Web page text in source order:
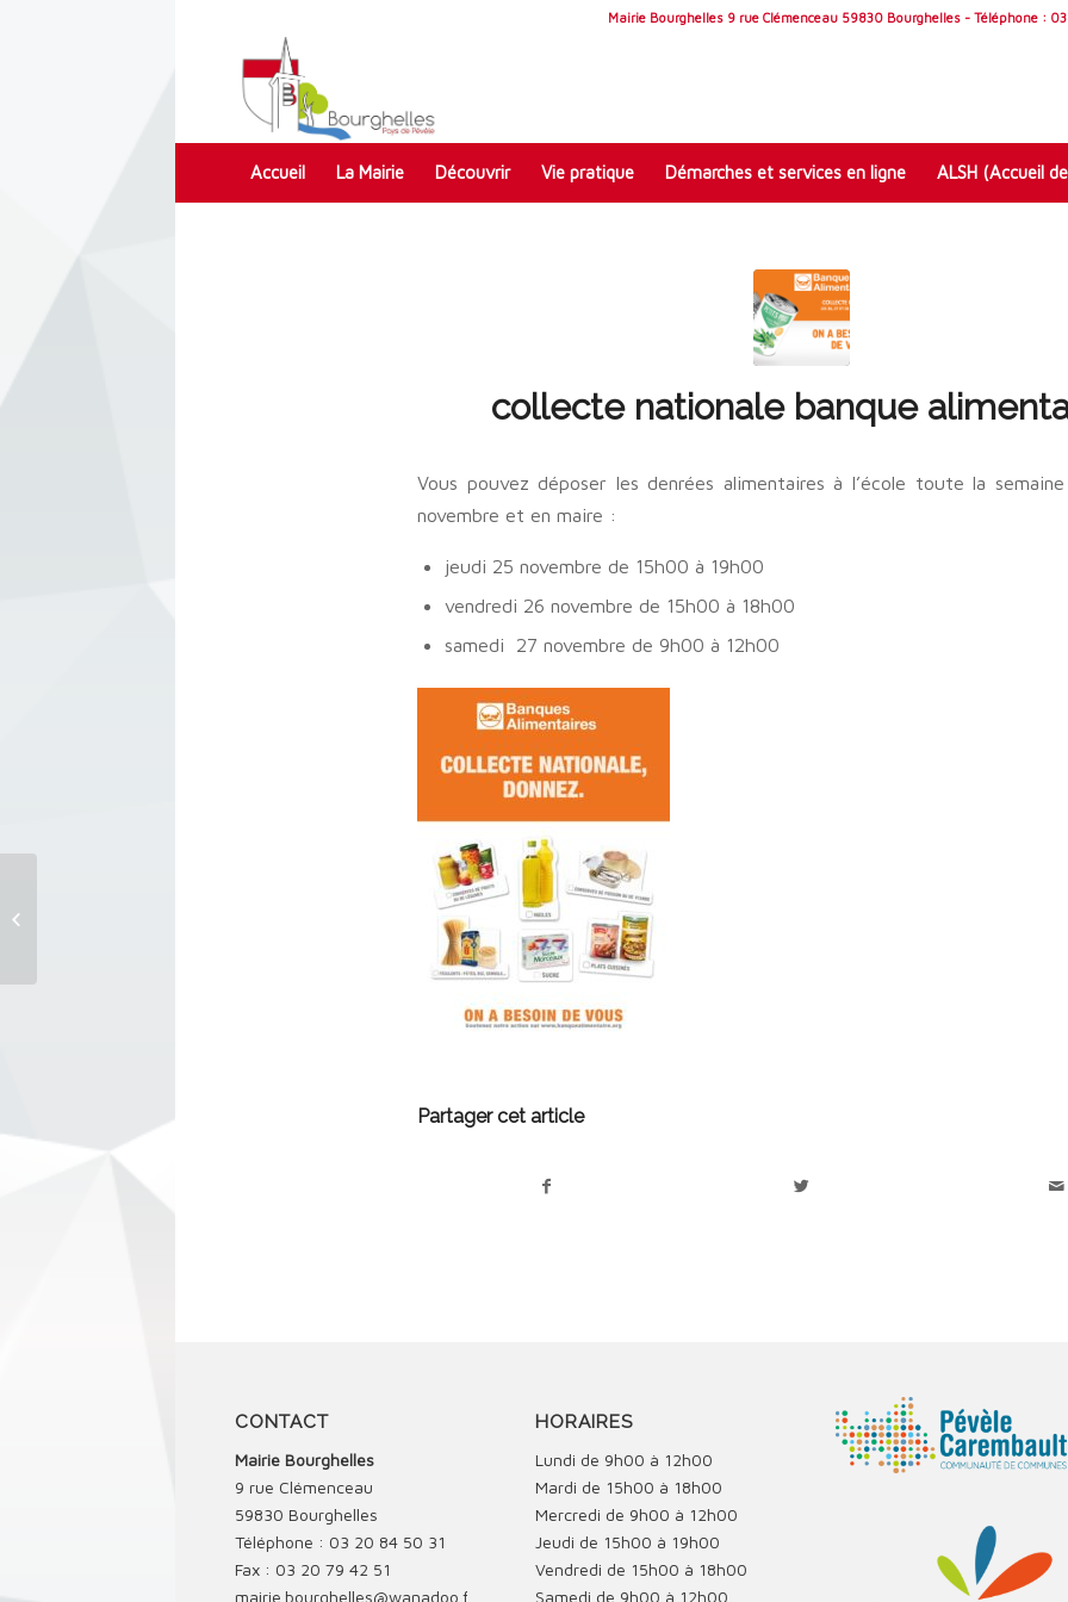
Mairie Bourghelles 9 rue Clémenceau 59830 Bourghelles - Téléphone :
Accueil La Mairie Découvrir Vie pratique Démarches et services en ligne ALSH (Accueil
collecte nationale banque
Vous pouvez déposer les denrées alimentaires à l’école toute la
novembre et en maire :
jeudi 25 novembre de 15h00 à 19h00
vendredi 26 novembre de 15h00 à 18h00
samedi 27 novembre de 9h00 à 12h00
Partager cet article
CONTACT
Mairie Bourghelles
9 rue Clémenceau
59830 Bourghelles
Téléphone : 03 20 84 50 31
Fax : 03 20 79 42 51
mairie.bourghelles@wanadoo.fr
HORAIRES
Lundi de 9h00 à 12h00
Mardi de 15h00 à 18h00
Mercredi de 9h00 à 12h00
Jeudi de 15h00 à 19h00
Vendredi de 15h00 à 18h00
Samedi de 9h00 à 12h00